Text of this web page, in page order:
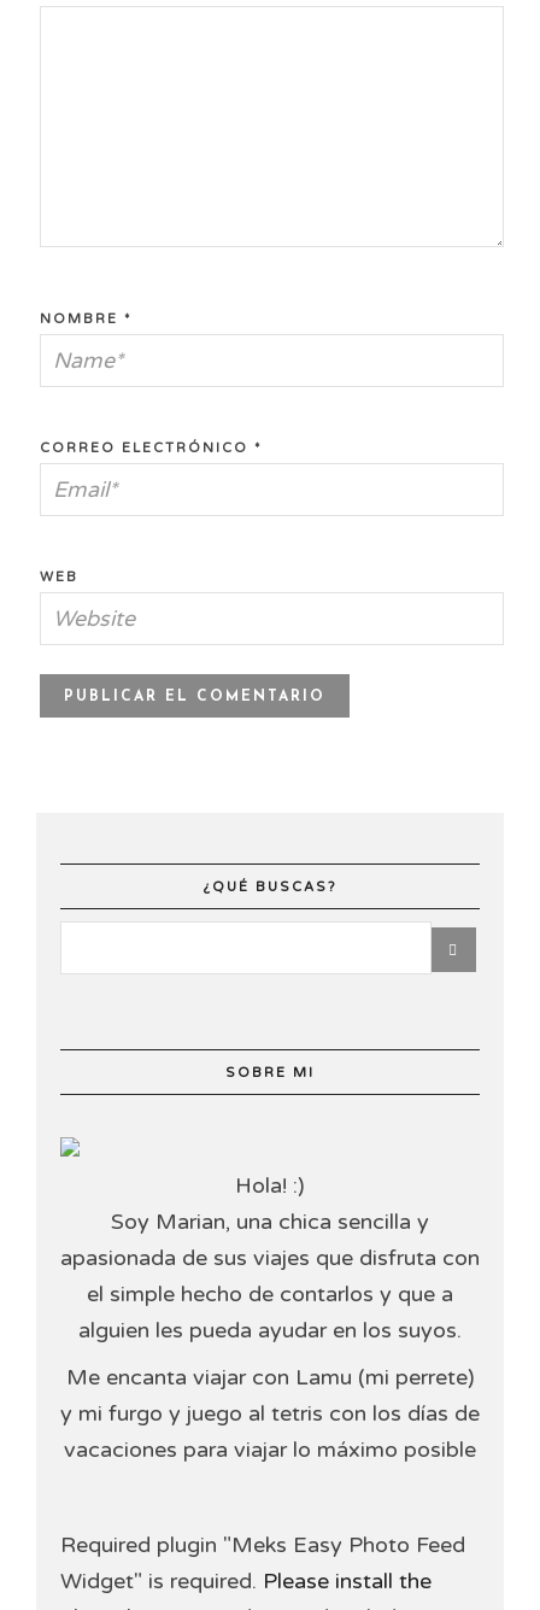
NOMBRE *
CORREO ELECTRÓNICO *
WEB
¿QUÉ BUSCAS?
SOBRE MI
Hola! :)
Soy Marian, una chica sencilla y
apasionada de sus viajes que disfruta con
el simple hecho de contarlos y que a
alguien les pueda ayudar en los suyos.
Me encanta viajar con Lamu (mi perrete)
y mi furgo y juego al tetris con los días de
vacaciones para viajar lo máximo posible
Required plugin "Meks Easy Photo Feed
Widget" is required. Please install the